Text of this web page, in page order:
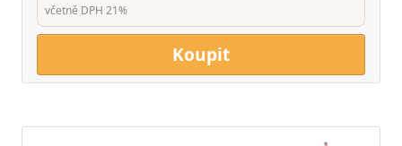
včetně DPH 21%
Koupit